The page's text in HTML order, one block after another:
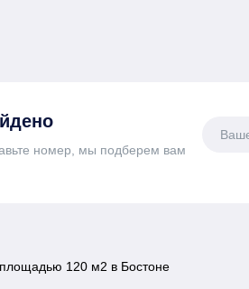
номер, мы подберем вам
120 м2 в Бостоне